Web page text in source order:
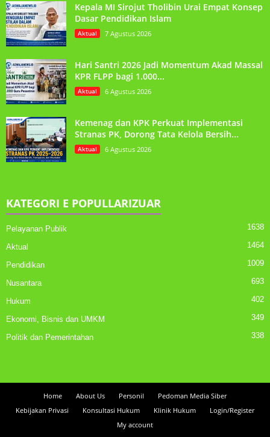
Kepala MI Sirojut Tholibin Urai Empat Konsep
Dasar Pendidikan Islam
Aktual 7 Agustus 2026
Hari Santri 2026 Jadi Momentum Akad Massal
KPR FLPP bagi 1.000...
Aktual 6 Agustus 2026
Kemenag dan KPK Perkuat Implementasi
Stranas PK, Dorong Tata Kelola Bersih...
Aktual 6 Agustus 2026
KATEGORI E POPULLARIZUAR
Pelayanan Publik 1638
Aktual 1464
Pendidikan 1009
Nusantara 693
Hukum 402
Ekonomi, Bisnis dan UMKM 349
Politik dan Pemerintahan 338
Home About Us Personil
Pedoman Media Siber
Kebijakan Privasi
Konsultasi Hukum Klinik Hukum
Login/Register
My account